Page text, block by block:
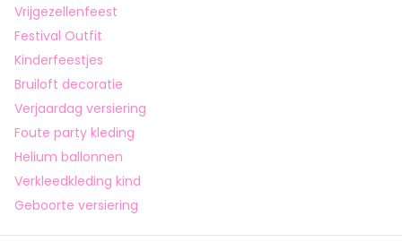
Vrijgezellenfeest
Festival Outfit
Kinderfeestjes
Bruiloft decoratie
Verjaardag versiering
Foute party kleding
Helium ballonnen
Verkleedkleding kind
Geboorte versiering